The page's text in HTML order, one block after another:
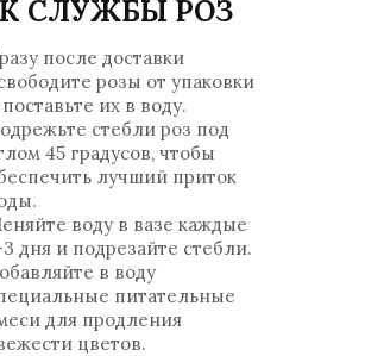
СЛУЖБЫ РОЗ
после доставки
розы от упаковки
их в воду.
стебли роз под
45 градусов, чтобы
лучший приток
воду в вазе каждые
дня и подрезайте стебли.
в воду
питательные
для продления
цветов.